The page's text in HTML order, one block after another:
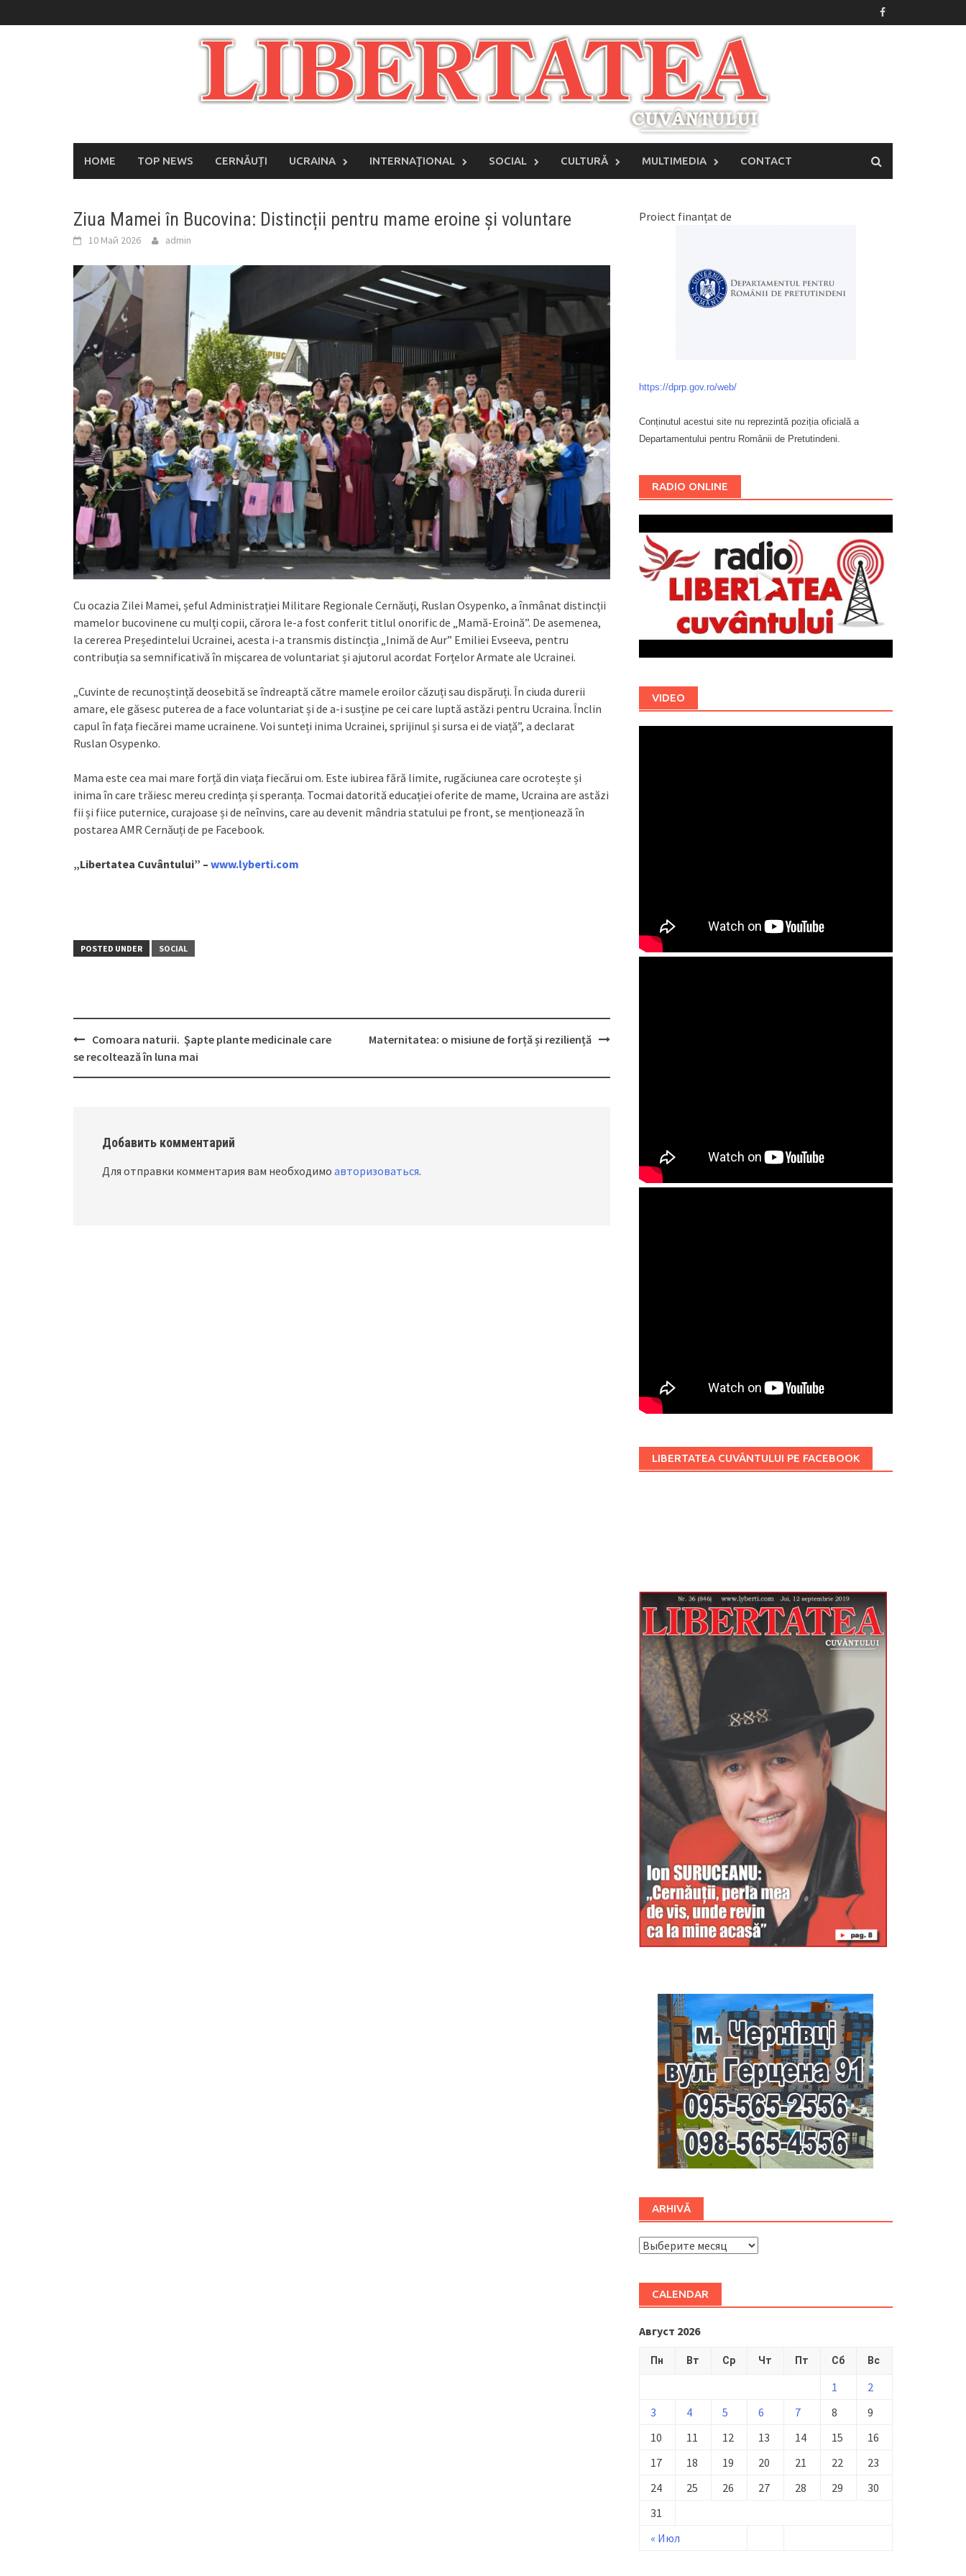
to
HOME TOP NEWS CERNĂUȚI UCRAINA INTERNAŢIONAL SOCIAL CULTURĂ MULTIMEDIA CONTACT
Ziua Mamei în Bucovina: Distincții pentru mame eroine și voluntare
10 Май 2026 admin
Cu ocazia Zilei Mamei, șeful Administrației Militare Regionale Cernăuți, Ruslan Osypenko, a înmânat distincții
mamelor bucovinene cu mulți copii, cărora le-a fost conferit titlul onorific de „Mamă-Eroină”. De asemenea,
la cererea Președintelui Ucrainei, acesta i-a transmis distincția „Inimă de Aur” Emiliei Evseeva, pentru
contribuția sa semnificativă în mișcarea de voluntariat și ajutorul acordat Forțelor Armate ale Ucrainei.
„Cuvinte de recunoștință deosebită se îndreaptă către mamele eroilor căzuți sau dispăruți. În ciuda durerii
amare, ele găsesc puterea de a face voluntariat și de a-i susține pe cei care luptă astăzi pentru Ucraina. Înclin
capul în fața fiecărei mame ucrainene. Voi sunteți inima Ucrainei, sprijinul și sursa ei de viață”, a declarat
Ruslan Osypenko.
Mama este cea mai mare forță din viața fiecărui om. Este iubirea fără limite, rugăciunea care ocrotește și
inima în care trăiesc mereu credința și speranța. Tocmai datorită educației oferite de mame, Ucraina are astăzi
fii și fiice puternice, curajoase și de neînvins, care au devenit mândria statului pe front, se menționează în
postarea AMR Cernăuți de pe Facebook.
„Libertatea Cuvântului” – www.lyberti.com
POSTED UNDER SOCIAL
Post
navigation
Comoara naturii. Şapte plante medicinale care
se recoltează în luna mai
Maternitatea: o misiune de forță și reziliență
Добавить комментарий
Для отправки комментария вам необходимо авторизоваться.
Proiect finanțat de
https://dprp.gov.ro/web/
Conținutul acestui site nu reprezintă poziția oficială a
Departamentului pentru Românii de Pretutindeni.
RADIO ONLINE
VIDEO
LIBERTATEA CUVÂNTULUI PE FACEBOOK
ARHIVĂ
ARHIVĂ
CALENDAR
Август 2026
Пн Вт Ср Чт Пт Сб Вс
« Июл
1
2
3
4 5 6 7 8
9
10
11 12 13 14 15
16
17
18 19 20 21 22
23
24
25 26 27 28 29
30
31